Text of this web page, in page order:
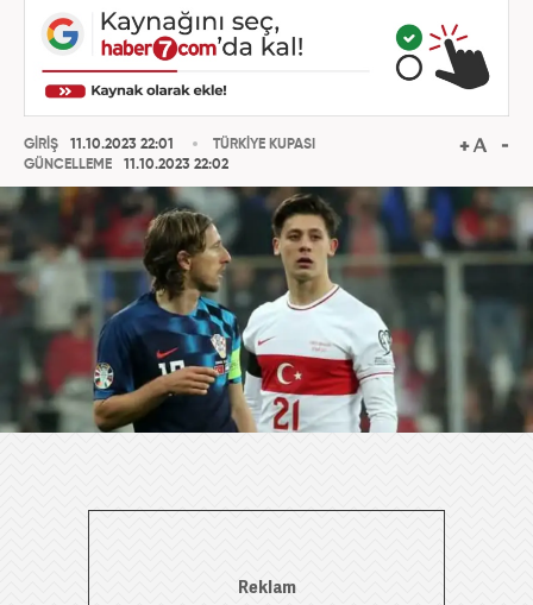
GİRİŞ
11.10.2023 22:01
GÜNCELLEME
11.10.2023 22:02
TÜRKİYE KUPASI